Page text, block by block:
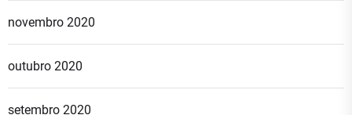
novembro 2020
outubro 2020
setembro 2020